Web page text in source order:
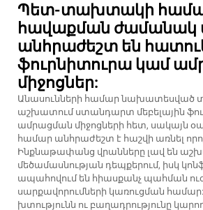
Պետ-տախտակի
հավաքման ժամանակ
անհրաժեշտ են
ֆուրնիտուրա կամ
միջոցներ:
Անասունների համար նախատեսված
աշխատում ստանդարտ մեբելային
ամրացման միջոցների հետ, սակայն
համար անհրաժեշտ է հաշվի առնել
Ինքնաթափանց վրանները լավ են
մեծամասնության դեպքերում, իսկ
ապահովում են հիասքանչ պահման
սարքավորումների կառուցման համար:
խտությունն ու բաղադրությունը